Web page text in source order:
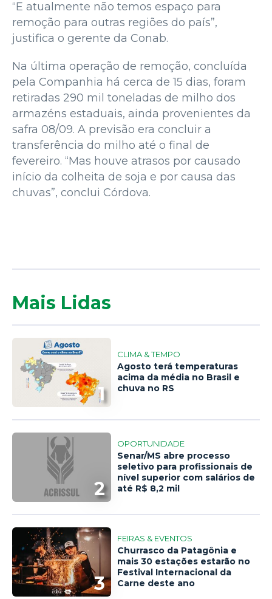
“E atualmente não temos espaço para
remoção para outras regiões do país”,
justifica o gerente da Conab.
Na última operação de remoção, concluída
pela Companhia há cerca de 15 dias, foram
retiradas 290 mil toneladas de milho dos
armazéns estaduais, ainda provenientes da
safra 08/09. A previsão era concluir a
transferência do milho até o final de
fevereiro. “Mas houve atrasos por causado
início da colheita de soja e por causa das
chuvas”, conclui Córdova.
Mais Lidas
1
CLIMA & TEMPO
Agosto terá temperaturas
acima da média no Brasil e
chuva no RS
2
OPORTUNIDADE
Senar/MS abre processo
seletivo para profissionais de
nível superior com salários de
até R$ 8,2 mil
3
FEIRAS & EVENTOS
Churrasco da Patagônia e
mais 30 estações estarão no
Festival Internacional da
Carne deste ano